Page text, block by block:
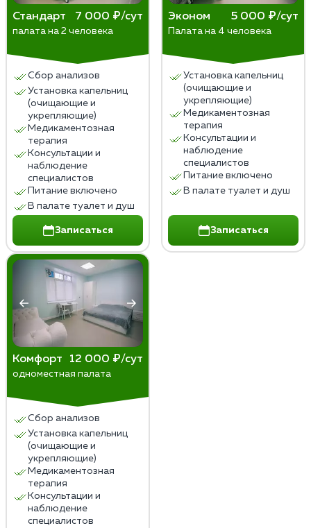
Индивидуальный подход к каждому пациенту,
учитывающий психологическое состояние,
Комплексное лечение, включающее
психотерапевтическую и социальную
поддержку пациента, контроль за состоянием
и соблюдением режима.
Доступные цены и гибкая система скидок для
пациентов, которые хотят избавиться от
алкогольной зависимости.
Подшивка не рекомендуется людям с аллергией на
компоненты препаратов или с повышенной
Стандарт 7 000 ₽/сут
палата на 2 человека
Сбор анализов
Установка капельниц
(очищающие и
укрепляющие)
Медикаментозная
терапия
Консультации и
наблюдение
специалистов
Питание включено
В палате туалет и душ
Записаться
Эконом 5 000 ₽/сут
Палата на 4 человека
Установка капельниц
(очищающие и
укрепляющие)
Медикаментозная
терапия
Консультации и
наблюдение
специалистов
Питание включено
В палате туалет и душ
Записаться
Комфорт 12 000 ₽/сут
одноместная палата
Сбор анализов
Установка капельниц
(очищающие и
укрепляющие)
Медикаментозная
терапия
Консультации и
наблюдение
специалистов